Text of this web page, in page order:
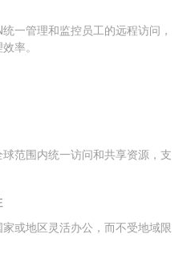
一管理和监控员工的远程访问，
率。
范围内统一访问和共享资源，支
或地区灵活办公，而不受地域限